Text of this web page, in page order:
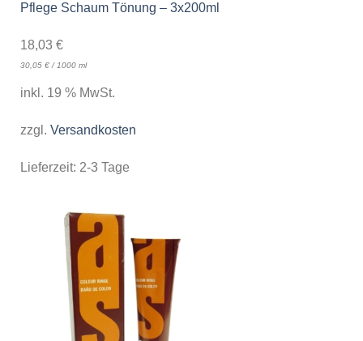
Pflege Schaum Tönung – 3x200ml
18,03 €
30,05 €/ 1000 ml
inkl. 19 % MwSt.
zzgl. Versandkosten
Lieferzeit: 2-3 Tage